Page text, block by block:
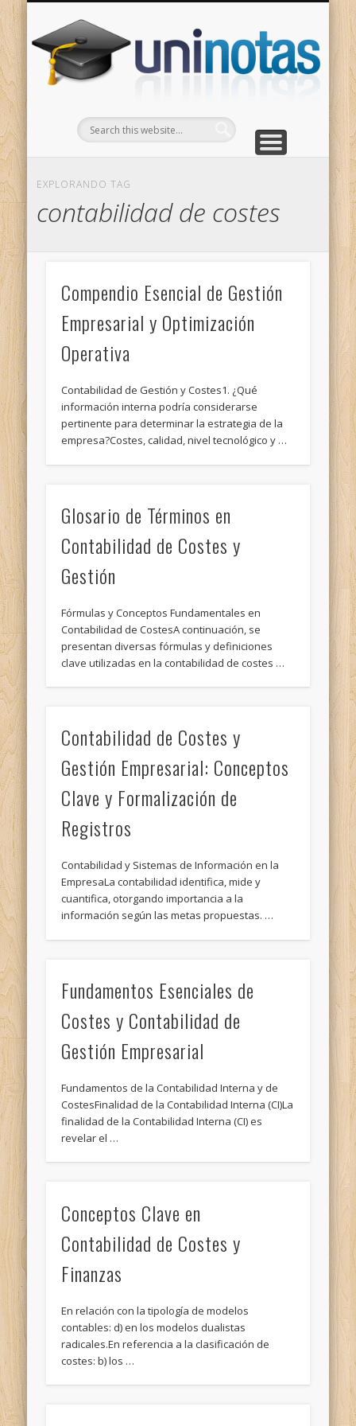
EXPLORANDO TAG
contabilidad de costes
Compendio Esencial de Gestión
Empresarial y Optimización
Operativa
Contabilidad de Gestión y Costes1. ¿Qué
información interna podría considerarse
pertinente para determinar la estrategia de la
empresa?Costes, calidad, nivel tecnológico y …
Glosario de Términos en
Contabilidad de Costes y
Gestión
Fórmulas y Conceptos Fundamentales en
Contabilidad de CostesA continuación, se
presentan diversas fórmulas y definiciones
clave utilizadas en la contabilidad de costes …
Contabilidad de Costes y
Gestión Empresarial: Conceptos
Clave y Formalización de
Registros
Contabilidad y Sistemas de Información en la
EmpresaLa contabilidad identifica, mide y
cuantifica, otorgando importancia a la
información según las metas propuestas. …
Fundamentos Esenciales de
Costes y Contabilidad de
Gestión Empresarial
Fundamentos de la Contabilidad Interna y de
CostesFinalidad de la Contabilidad Interna (CI)La
finalidad de la Contabilidad Interna (CI) es
revelar el …
Conceptos Clave en
Contabilidad de Costes y
Finanzas
En relación con la tipología de modelos
contables: d) en los modelos dualistas
radicales.En referencia a la clasificación de
costes: b) los …